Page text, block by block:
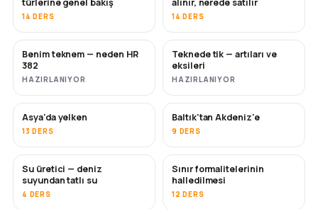
14 DERS 14 DERS
YAKINDA
Benim teknem — neden HR
382
HAZIRLANIYOR
YAKINDA
Teknede tik — artıları ve
eksileri
HAZIRLANIYOR
YAKINDA
Asya'da yelken
13 DERS
YAKINDA
Baltık'tan Akdeniz'e
9 DERS
YAKINDA
Su üretici — deniz
suyundan tatlı su
4 DERS
Sınır formalitelerinin
halledilmesi
12 DERS